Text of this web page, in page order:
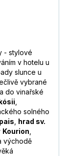
- stylové
v hotelu u
slunce u
vybrané
a do vinařské
solného
hrad sv.
Kourion
východě